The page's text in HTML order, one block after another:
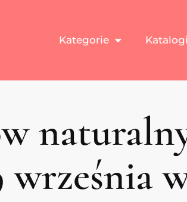
Kategorie Katalogi
września